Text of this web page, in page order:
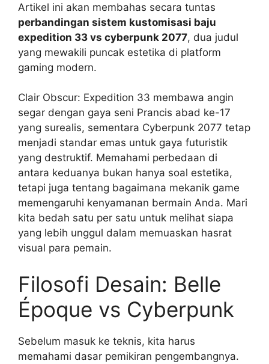
Artikel ini akan membahas secara tuntas
perbandingan sistem kustomisasi baju
expedition 33 vs cyberpunk 2077, dua judul
yang mewakili puncak estetika di platform
gaming modern.
Clair Obscur: Expedition 33 membawa angin
segar dengan gaya seni Prancis abad ke-17
yang surealis, sementara Cyberpunk 2077 tetap
menjadi standar emas untuk gaya futuristik
yang destruktif. Memahami perbedaan di
antara keduanya bukan hanya soal estetika,
tetapi juga tentang bagaimana mekanik game
memengaruhi kenyamanan bermain Anda. Mari
kita bedah satu per satu untuk melihat siapa
yang lebih unggul dalam memuaskan hasrat
visual para pemain.
Filosofi Desain: Belle
Époque vs Cyberpunk
Sebelum masuk ke teknis, kita harus
memahami dasar pemikiran pengembangnya.